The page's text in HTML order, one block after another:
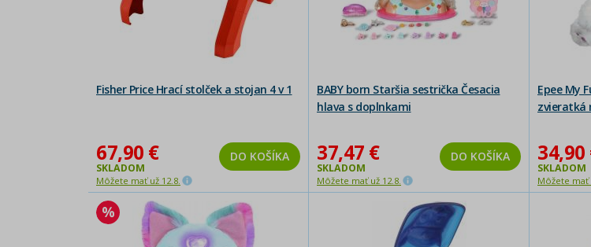
Fisher Price Hrací stolček a stojan 4 v 1
67,90 €
SKLADOM
Môžete mať už 12.8.
DO KOŠÍKA
BABY born Staršia sestrička Česacia
hlava s doplnkami
37,47 €
SKLADOM
Môžete mať už 12.8.
DO KOŠÍKA
Epee My
zvieratká
34,90
SKLADOM
Môžete mať